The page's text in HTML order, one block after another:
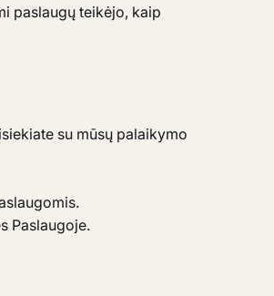
paslaugų teikėjo, kaip
su mūsų palaikymo
Paslaugoje.